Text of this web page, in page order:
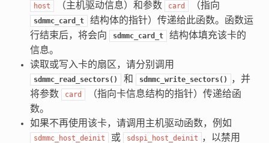
host （主机驱动信息）和参数 card （指向
sdmmc_card_t
结构体的指针）传递给此函数。函数运
行结束后，将会向
sdmmc_card_t
结构体填充该卡的
信息。
读取或写入卡的扇区，请分别调用
sdmmc_read_sectors() 和 sdmmc_write_sectors()
，并
将参数
card
（指向卡信息结构的指针）传递给函
数。
如果不再使用该卡，请调用主机驱动函数，例如
sdmmc_host_deinit 或 sdspi_host_deinit
，以禁用